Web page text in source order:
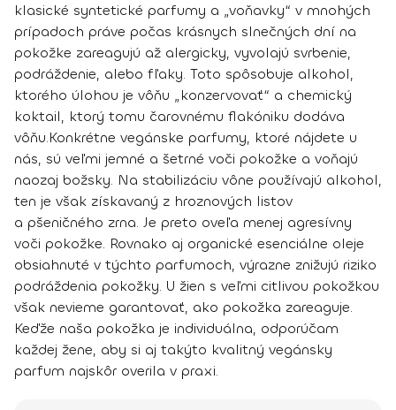
klasické syntetické parfumy a „voňavky“ v mnohých
prípadoch práve počas krásnych slnečných dní na
pokožke zareagujú až alergicky, vyvolajú svrbenie,
podráždenie, alebo fľaky. Toto spôsobuje alkohol,
ktorého úlohou je vôňu „konzervovať“ a chemický
koktail, ktorý tomu čarovnému flakóniku dodáva
vôňu.Konkrétne vegánske parfumy, ktoré nájdete u
nás, sú veľmi jemné a šetrné voči pokožke a voňajú
naozaj božsky. Na stabilizáciu vône používajú alkohol,
ten je však získavaný z hroznových listov
a pšeničného zrna. Je preto oveľa menej agresívny
voči pokožke. Rovnako aj organické esenciálne oleje
obsiahnuté v týchto parfumoch, výrazne znižujú riziko
podráždenia pokožky. U žien s veľmi citlivou pokožkou
však nevieme garantovať, ako pokožka zareaguje.
Keďže naša pokožka je individuálna, odporúčam
každej žene, aby si aj takýto kvalitný vegánsky
parfum najskôr overila v praxi.